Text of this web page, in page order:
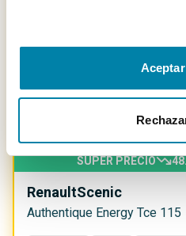
SUPER PRECIO
RenaultScenic
Authentique Energy Tce 115